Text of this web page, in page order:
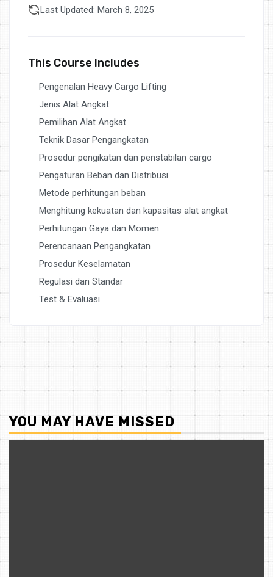
Last Updated: March 8, 2025
This Course Includes
Pengenalan Heavy Cargo Lifting
Jenis Alat Angkat
Pemilihan Alat Angkat
Teknik Dasar Pengangkatan
Prosedur pengikatan dan penstabilan cargo
Pengaturan Beban dan Distribusi
Metode perhitungan beban
Menghitung kekuatan dan kapasitas alat angkat
Perhitungan Gaya dan Momen
Perencanaan Pengangkatan
Prosedur Keselamatan
Regulasi dan Standar
Test & Evaluasi
YOU MAY HAVE MISSED